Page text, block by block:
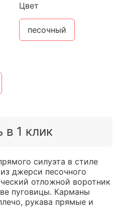
в 1 клик
Цвет
песочный
силуэта в стиле
джерси песочного
отложной воротник
пуговицы. Карманы
рукава прямые и